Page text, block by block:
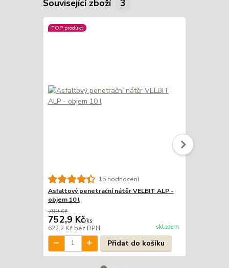
Související zboží 3
TOP produkt
15 hodnocení
Asfaltový penetrační nátěr VELBIT ALP -
objem 10 l
799 Kč
752,9 Kč/ks
622,2 Kč bez DPH skladem
Přidat do košíku